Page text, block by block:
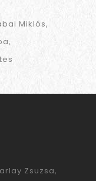
Miklós
Zsuzsa